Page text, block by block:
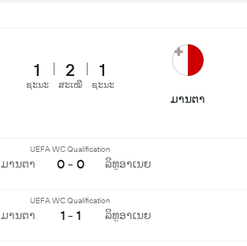
1
ຊະນະ
2
ສະເໝີ
1
ຊະນະ
ມານຕາ
ມານຕາ
UEFA WC Qualification
0 - 0 ລິທູອາເນຍ
ມານຕາ
UEFA WC Qualification
1 - 1 ລິທູອາເນຍ